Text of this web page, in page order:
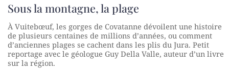
Sous la montagne, la plage
À Vuitebœuf, les gorges de Covatanne dévoilent une histoire
de plusieurs centaines de millions d’années, ou comment
d’anciennes plages se cachent dans les plis du Jura. Petit
reportage avec le géologue Guy Della Valle, auteur d’un livre
sur la région.